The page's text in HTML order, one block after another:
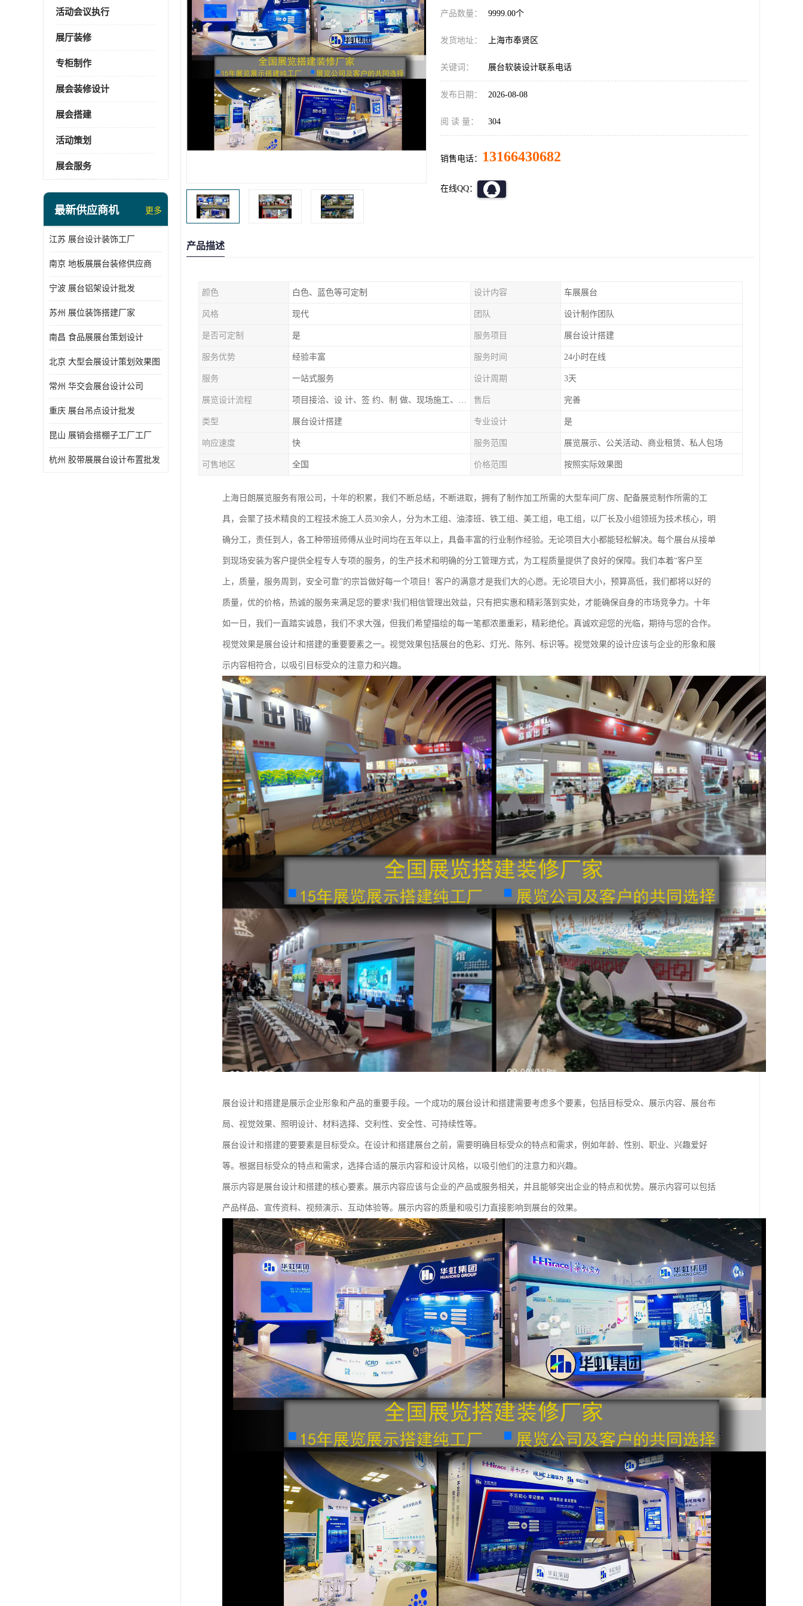
活动会议执行
展厅装修
专柜制作
展会装修设计
展会搭建
活动策划
展会服务
最新供应商机 更多
江苏 展台设计装饰工厂
南京 地板展展台装修供应商
宁波 展台铝架设计批发
苏州 展位装饰搭建厂家
南昌 食品展展台策划设计
北京 大型会展设计策划效果图
常州 华交会展台设计公司
重庆 展台吊点设计批发
昆山 展销会搭棚子工厂工厂
杭州 胶带展展台设计布置批发
产品数量： 9999.00个
发货地址： 上海市奉贤区
关键词： 展台软装设计联系电话
发布日期： 2026-08-08
阅 读 量： 304
销售电话： 13166430682
在线QQ：
产品描述
颜色 白色、蓝色等可定制 设计内容 车展展台
风格 现代 团队 设计制作团队
是否可定制 是 服务项目 展台设计搭建
服务优势 经验丰富 服务时间 24小时在线
服务 一站式服务 设计周期 3天
展览设计流程 项目接洽、设 计、签 约、制 做、现场施工、展期服务、后续跟踪 售后 完善
类型 展台设计搭建 专业设计 是
响应速度 快 服务范围 展览展示、公关活动、商业租赁、私人包场
可售地区 全国 价格范围 按照实际效果图
上海日朗展览服务有限公司，十年的积累，我们不断总结，不断进取，拥有了制作加工所需的大型车间厂房、配备展览制作所需的工
具，会聚了技术精良的工程技术施工人员30余人，分为木工组、油漆班、铁工组、美工组，电工组，以厂长及小组领班为技术核心，明
确分工，责任到人，各工种带班师傅从业时间均在五年以上，具备丰富的行业制作经验。无论项目大小都能轻松解决。每个展台从接单
到现场安装为客户提供全程专人专项的服务，的生产技术和明确的分工管理方式，为工程质量提供了良好的保障。我们本着“客户至
上，质量，服务周到，安全可靠”的宗旨做好每一个项目！客户的满意才是我们大的心愿。无论项目大小，预算高低，我们都将以好的
质量，优的价格，热诚的服务来满足您的要求!我们相信管理出效益，只有把实惠和精彩落到实处，才能确保自身的市场竞争力。十年
如一日，我们一直踏实诚恳，我们不求大强，但我们希望描绘的每一笔都浓墨重彩，精彩绝伦。真诚欢迎您的光临，期待与您的合作。
视觉效果是展台设计和搭建的重要要素之一。视觉效果包括展台的色彩、灯光、陈列、标识等。视觉效果的设计应该与企业的形象和展
示内容相符合，以吸引目标受众的注意力和兴趣。
展台设计和搭建是展示企业形象和产品的重要手段。一个成功的展台设计和搭建需要考虑多个要素，包括目标受众、展示内容、展台布
局、视觉效果、照明设计、材料选择、交利性、安全性、可持续性等。
展台设计和搭建的要要素是目标受众。在设计和搭建展台之前，需要明确目标受众的特点和需求，例如年龄、性别、职业、兴趣爱好
等。根据目标受众的特点和需求，选择合适的展示内容和设计风格，以吸引他们的注意力和兴趣。
展示内容是展台设计和搭建的核心要素。展示内容应该与企业的产品或服务相关，并且能够突出企业的特点和优势。展示内容可以包括
产品样品、宣传资料、视频演示、互动体验等。展示内容的质量和吸引力直接影响到展台的效果。